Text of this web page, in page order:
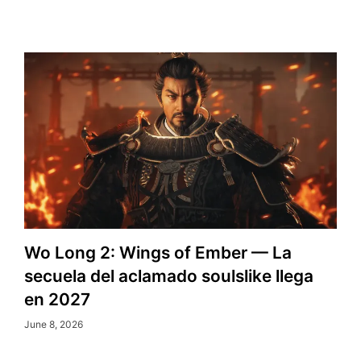
Wo Long 2: Wings of Ember — La
secuela del aclamado soulslike llega
en 2027
June 8, 2026